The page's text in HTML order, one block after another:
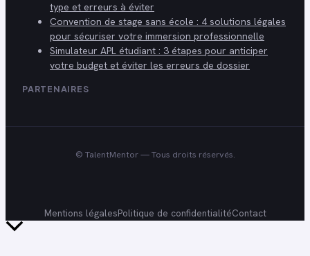
type et erreurs à éviter
Convention de stage sans école : 4 solutions légales
pour sécuriser votre immersion professionnelle
Simulateur APL étudiant : 3 étapes pour anticiper
votre budget et éviter les erreurs de dossier
PARTENAIRES
© TalentMentor— Tous droits réservés.
Mentions légalesPolitique de confidentialitéContact